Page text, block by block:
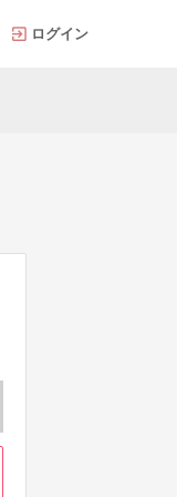
ログイン